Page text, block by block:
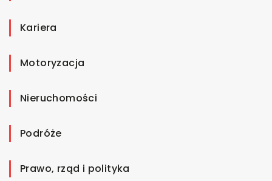
Kariera
Motoryzacja
Nieruchomości
Podróże
Prawo, rząd i polityka